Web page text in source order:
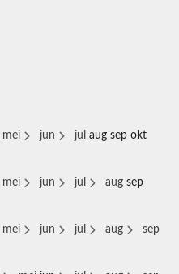
mei jun jul aug sep okt
mei jun jul aug sep
mei jun jul aug
sep